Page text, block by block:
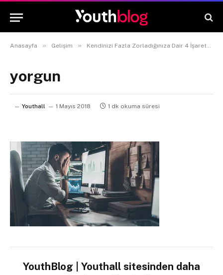
Anasayfa » Gelişim » Kendinizi Fazla Zorladığınıza Dair 4 İşaret
yorgun
Youthall 1 Mayıs 2018 1 dk okuma süresi
YouthBlog | Youthall sitesinden daha